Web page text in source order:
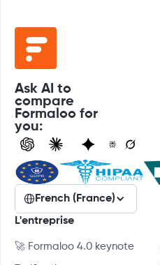
Ask AI to
compare
Formaloo for
you:
French (France)
L'entreprise
🚀 Formaloo 4.0 keynote